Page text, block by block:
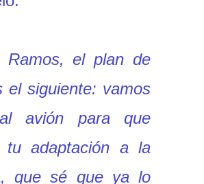
Ramos, el plan de
el siguiente: vamos
avión para que
tu adaptación a la
que sé que ya lo